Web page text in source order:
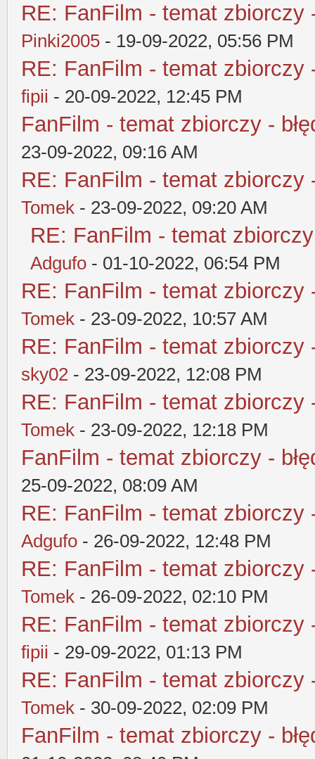
RE: FanFilm - temat zbiorczy
Pinki2005 - 19-09-2022, 05:56 PM
RE: FanFilm - temat zbiorczy
fipii - 20-09-2022, 12:45 PM
FanFilm - temat zbiorczy -
23-09-2022, 09:16 AM
RE: FanFilm - temat zbiorczy
Tomek - 23-09-2022, 09:20 AM
RE: FanFilm - temat
Adgufo - 01-10-2022, 06:54 PM
RE: FanFilm - temat zbiorczy
Tomek - 23-09-2022, 10:57 AM
RE: FanFilm - temat zbiorczy
sky02 - 23-09-2022, 12:08 PM
RE: FanFilm - temat zbiorczy
Tomek - 23-09-2022, 12:18 PM
FanFilm - temat zbiorczy -
25-09-2022, 08:09 AM
RE: FanFilm - temat zbiorczy
Adgufo - 26-09-2022, 12:48 PM
RE: FanFilm - temat zbiorczy
Tomek - 26-09-2022, 02:10 PM
RE: FanFilm - temat zbiorczy
fipii - 29-09-2022, 01:13 PM
RE: FanFilm - temat zbiorczy
Tomek - 30-09-2022, 02:09 PM
FanFilm - temat zbiorczy -